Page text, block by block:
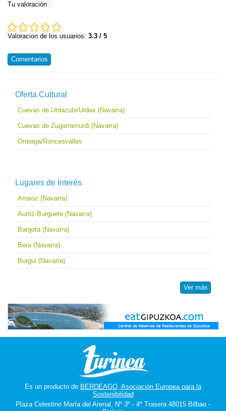
Tu valoración :
Valoracion de los usuarios: 3.3 / 5
Comentarios
Oferta Cultural
Cuevas de Urdazubi/Urdax (Navarra)
Cuevas de Zugarramurdi (Navarra)
Orreaga/Roncesvalles
Lugares de Interés
Arraioz (Navarra)
Auritz-Burguete (Navarra)
Bargota (Navarra)
Bera (Navarra)
Burgui (Navarra)
Ver más
Es un producto de BERDEAGO, Asociación Europea para la
Sostenibilidad
Plaza Celestino María del Arenal, Nº 3º - 4º Trasera 48015 Bilbao -